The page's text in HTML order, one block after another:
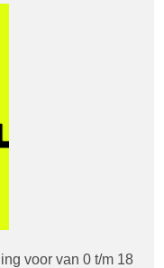
voor van 0 t/m 18